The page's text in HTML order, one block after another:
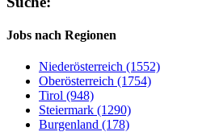
Jobs nach Regionen
Niederösterreich (1552)
Oberösterreich (1754)
Tirol (948)
Steiermark (1290)
Burgenland (178)